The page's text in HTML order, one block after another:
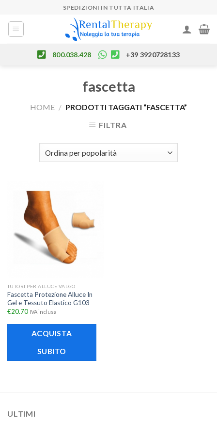
content
SPEDIZIONI IN TUTTA ITALIA
800.038.428 +39 3920728133
fascetta
HOME / PRODOTTI TAGGATI “FASCETTA”
FILTRA
TUTORI PER ALLUCE VALGO
Fascetta Protezione Alluce In
Gel e Tessuto Elastico G103
€20.70 IVA inclusa
ACQUISTA
SUBITO
ULTIMI